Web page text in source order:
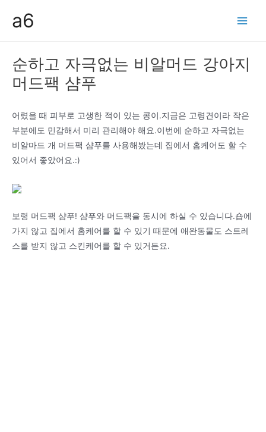
a6
순하고 자극없는 비알머드 강아지
머드팩 샴푸
어렸을 때 피부로 고생한 적이 있는 콩이.지금은 고령견이라 작은
부분에도 민감해서 미리 관리해야 해요.이번에 순하고 자극없는
비알마드 개 머드팩 샴푸를 사용해봤는데 집에서 홈케어도 할 수
있어서 좋았어요.:)
보령 머드팩 샴푸! 샴푸와 머드팩을 동시에 하실 수 있습니다.숍에
가지 않고 집에서 홈케어를 할 수 있기 때문에 애완동물도 스트레
스를 받지 않고 스킨케어를 할 수 있거든요.